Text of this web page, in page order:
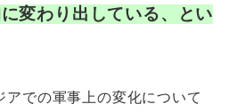
変わり出している、とい
での軍事上の変化について